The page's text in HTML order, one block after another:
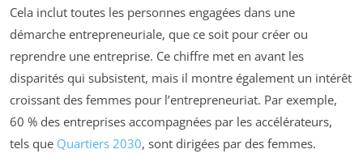
Cela inclut toutes les personnes engagées dans une
démarche entrepreneuriale, que ce soit pour créer ou
reprendre une entreprise. Ce chiffre met en avant les
disparités qui subsistent, mais il montre également un intérêt
croissant des femmes pour l’entrepreneuriat. Par exemple,
60 % des entreprises accompagnées par les accélérateurs,
tels que Quartiers 2030, sont dirigées par des femmes.